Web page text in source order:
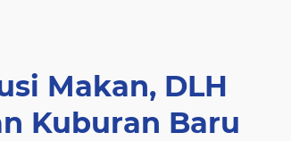
Makan, DLH
Kuburan Baru